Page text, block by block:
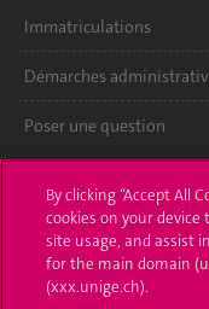
Immatriculations
Démarches
Poser une question
UNIGE Mobile
Médias
By clicking “Accept All
cookies on your
site usage, and assist
for the main domain
(xxx.unige.ch).